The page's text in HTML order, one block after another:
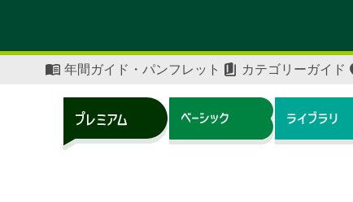
年間ガイド・パンフレット カテゴリーガイド